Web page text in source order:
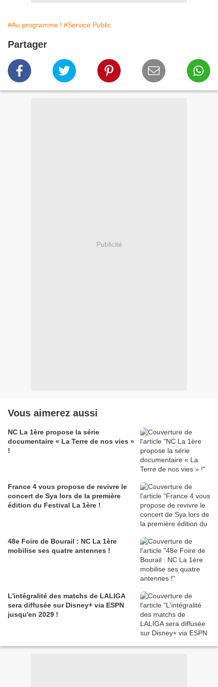
#Au programme ! #Service Public
Partager
Publicité
Vous aimerez aussi
NC La 1ère propose la série
documentaire « La Terre de nos vies »
!
France 4 vous propose de revivre le
concert de Sya lors de la première
édition du Festival La 1ère !
48e Foire de Bourail : NC La 1ère
mobilise ses quatre antennes !
L'intégralité des matchs de LALIGA
sera diffusée sur Disney+ via ESPN
jusqu'en 2029 !